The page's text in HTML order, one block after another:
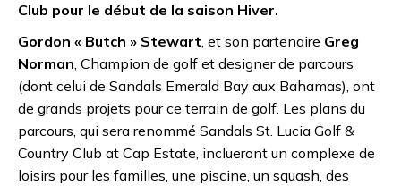
Club pour le début de la saison Hiver.
Gordon « Butch » Stewart, et son partenaire Greg
Norman, Champion de golf et designer de parcours
(dont celui de Sandals Emerald Bay aux Bahamas), ont
de grands projets pour ce terrain de golf. Les plans du
parcours, qui sera renommé Sandals St. Lucia Golf &
Country Club at Cap Estate, inclueront un complexe de
loisirs pour les familles, une piscine, un squash, des